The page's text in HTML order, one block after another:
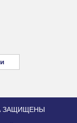
ЗАЩИЩЕНЫ